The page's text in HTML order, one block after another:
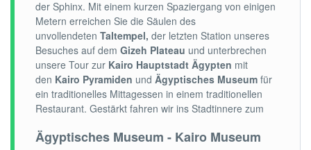
der Sphinx. Mit einem kurzen Spaziergang von einigen
Metern erreichen Sie die Säulen des
unvollendeten Taltempel, der letzten Station unseres
Besuches auf dem Gizeh Plateau und unterbrechen
unsere Tour zur Kairo Hauptstadt Ägypten mit
den Kairo Pyramiden und Ägyptisches Museum für
ein traditionelles Mittagessen in einem traditionellen
Restaurant. Gestärkt fahren wir ins Stadtinnere zum
Ägyptisches Museum - Kairo Museum